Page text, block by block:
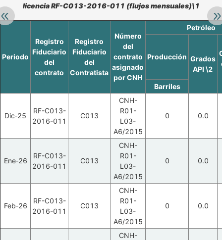
Retroceder:
licencia RF-C013-2016-011 (flujos mensuales)\1
Periodo
Registro
Fiduciario
del
contrato
Registro
Fiduciario
del
Contratista
Número
del
contrato
asignado
por CNH
Petróleo
Producción Grados
API \2
Barriles
Dic‑25
RF-C013-
2016-011
C013
CNH-
R01-
L03-
A6/2015
0 0.0
Ene‑26
RF-C013-
2016-011
C013
CNH-
R01-
L03-
A6/2015
0 0.0
Feb‑26
RF-C013-
2016-011
C013
CNH-
R01-
L03-
A6/2015
0 0.0
CNH-